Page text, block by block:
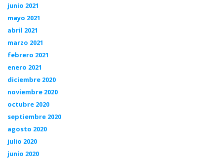
junio 2021
mayo 2021
abril 2021
marzo 2021
febrero 2021
enero 2021
diciembre 2020
noviembre 2020
octubre 2020
septiembre 2020
agosto 2020
julio 2020
junio 2020